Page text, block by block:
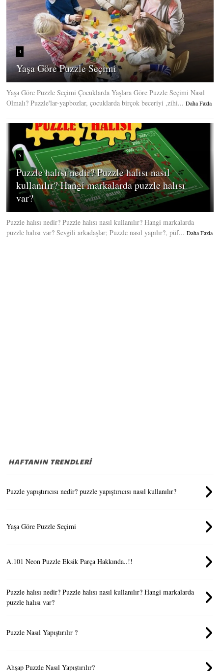
4
Yaşa Göre Puzzle Seçimi
Yaşa Göre Puzzle Seçimi Çocuklarda Yaşlara Göre Puzzle Seçimi Nasıl
Olmalı? Puzzle'lar-yapbozlar, çocuklarda birçok beceriyi ,zihi... Daha Fazla
5
Puzzle halısı nedir? Puzzle halısı nasıl
kullanılır? Hangi markalarda puzzle halısı
var?
Puzzle halısı nedir? Puzzle halısı nasıl kullanılır? Hangi markalarda
puzzle halısı var? Sevgili arkadaşlar; Puzzle nasıl yapılır?, püf... Daha Fazla
HAFTANIN TRENDLERİ
Puzzle yapıştırıcısı nedir? puzzle yapıştırıcısı nasıl kullanılır?
Yaşa Göre Puzzle Seçimi
A.101 Neon Puzzle Eksik Parça Hakkında..!!
Puzzle halısı nedir? Puzzle halısı nasıl kullanılır? Hangi markalarda
puzzle halısı var?
Puzzle Nasıl Yapıştırılır ?
Ahşap Puzzle Nasıl Yapıştırılır?